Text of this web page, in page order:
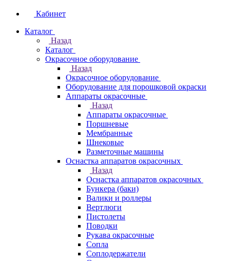
Кабинет
Каталог
Назад
Каталог
Окрасочное оборудование
Назад
Окрасочное оборудование
Оборудование для порошковой окраски
Аппараты окрасочные
Назад
Аппараты окрасочные
Поршневые
Мембранные
Шнековые
Разметочные машины
Оснастка аппаратов окрасочных
Назад
Оснастка аппаратов окрасочных
Бункера (баки)
Валики и роллеры
Вертлюги
Пистолеты
Поводки
Рукава окрасочные
Сопла
Соплодержатели